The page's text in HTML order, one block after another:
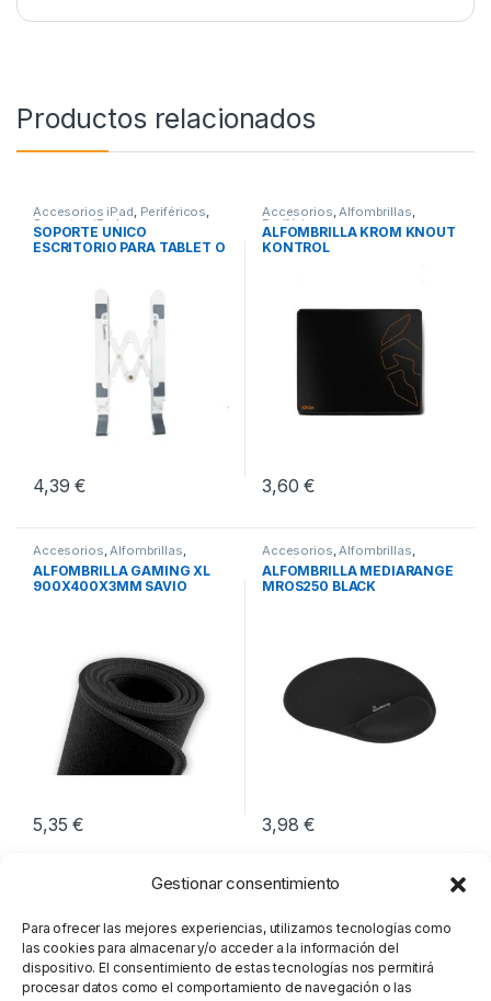
Gestionar consentimiento
Para ofrecer las mejores experiencias, utilizamos tecnologías como
las cookies para almacenar y/o acceder a la información del
dispositivo. El consentimiento de estas tecnologías nos permitirá
procesar datos como el comportamiento de navegación o las
Productos relacionados
Accesorios iPad, Periféricos,
Soportes iPad
SOPORTE UNICO
ESCRITORIO PARA TABLET O
4,39€
Accesorios,Alfombrillas,
Periféricos
ALFOMBRILLA KROM KNOUT
KONTROL
3,60€
Accesorios,Alfombrillas,
Periféricos
ALFOMBRILLA GAMING XL
900X400X3MM SAVIO
5,35€
Accesorios,Alfombrillas,
Periféricos
ALFOMBRILLA MEDIARANGE
MROS250 BLACK
3,98€